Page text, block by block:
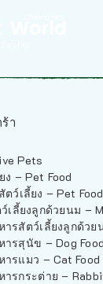
า
Pets
ง – Pet Food
ตว์เลี้ยง – Pet Food
เลี้ยงลูกด้วยนม –
ารสัตว์เลี้ยงลูกด้วย
ารสุนัข – Dog Food
ารแมว – Cat Food
ารกระต่าย –